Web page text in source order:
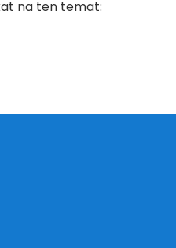
na ten temat: